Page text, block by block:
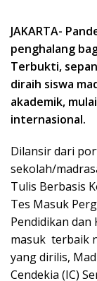
JAKARTA-
penghalang
Terbukti,
diraih siswa
akademik,
internasional.
Dilansir dari
sekolah/
Tulis Berbasis
Tes Masuk
Pendidikan dan
masuk terbaik
yang dirilis,
Cendekia (IC)